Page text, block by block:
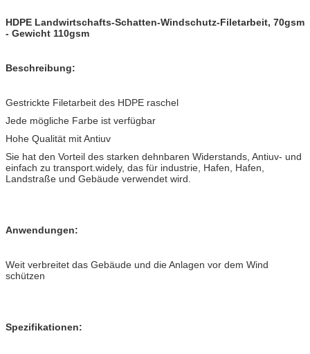
HDPE Landwirtschafts-Schatten-Windschutz-Filetarbeit, 70gsm
- Gewicht 110gsm
Beschreibung:
Gestrickte Filetarbeit des HDPE raschel
Jede mögliche Farbe ist verfügbar
Hohe Qualität mit Antiuv
Sie hat den Vorteil des starken dehnbaren Widerstands, Antiuv- und
einfach zu transport.widely, das für industrie, Hafen, Hafen,
Landstraße und Gebäude verwendet wird.
Anwendungen:
Weit verbreitet das Gebäude und die Anlagen vor dem Wind
schützen
Spezifikationen: